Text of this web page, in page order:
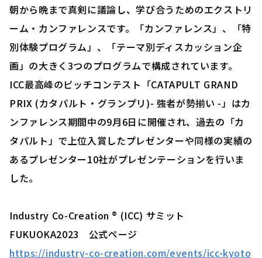
朝から晩まで真剣に議論し、学び合うためのエクストリ
ーム・カンファレンスです。「カンファレンス」、「特
別体験プログラム」、「テーマ別ディスカッション企
画」の大きく3つのプログラムで構成されています。
ICC最高峰のピッチコンテスト「CATAPULT GRAND
PRIX (カタパルト・グランプリ)- 強者が勢揃い -」はカ
ンファレンス期間中の9月6日に開催され、過去の「カ
タパルト」で上位入賞したプレゼンターや同様の実績の
あるプレゼンター10社がプレゼンテーションを行いま
した。
Industry Co-Creation ® (ICC) サミット
FUKUOKA2023 公式ページ
https://industry-co-creation.com/events/icc-kyoto